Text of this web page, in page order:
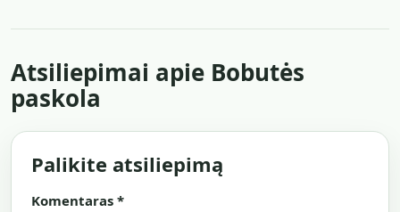
Atsiliepimai apie Bobutės
paskola
Palikite atsiliepimą
Komentaras *